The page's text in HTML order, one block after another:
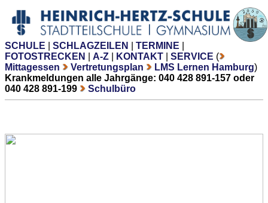
SCHULE SCHLAGZEILEN TERMINE
FOTOSTRECKEN
A-Z KONTAKT SERVICE (
Mittagessen
Vertretungsplan LMS Lernen Hamburg)
Krankmeldungen alle Jahrgänge: 040 428 891-157 oder
040 428 891-199
Schulbüro